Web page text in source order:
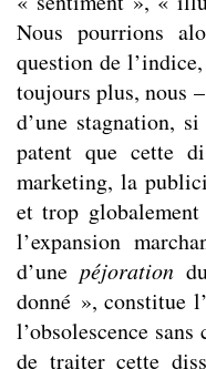
Nous pourrions
question de
toujours plus, nous
d’une stagnation,
patent que cette
marketing, la
et trop
l’expansion
d’unepéjoration
donné », constitue
l’obsolescence
de traiter cette